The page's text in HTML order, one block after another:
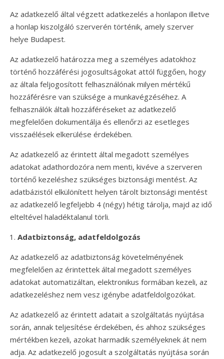
Az adatkezelő által végzett adatkezelés a honlapon illetve
a honlap kiszolgáló szerverén történik, amely szerver
helye Budapest.
Az adatkezelő határozza meg a személyes adatokhoz
történő hozzáférési jogosultságokat attól függően, hogy
az általa feljogosított felhasználónak milyen mértékű
hozzáférésre van szüksége a munkavégzéséhez. A
felhasználók általi hozzáféréseket az adatkezelő
megfelelően dokumentálja és ellenőrzi az esetleges
visszaélések elkerülése érdekében.
Az adatkezelő az érintett által megadott személyes
adatokat adathordozóra nem menti, kivéve a szerveren
történő kezeléshez szükséges biztonsági mentést. Az
adatbázistól elkülönített helyen tárolt biztonsági mentést
az adatkezelő legfeljebb 4 (négy) hétig tárolja, majd az idő
elteltével haladéktalanul törli.
Adatbiztonság, adatfeldolgozás
Az adatkezelő az adatbiztonság követelményének
megfelelően az érintettek által megadott személyes
adatokat automatizáltan, elektronikus formában kezeli, az
adatkezeléshez nem vesz igénybe adatfeldolgozókat.
Az adatkezelő az érintett adatait a szolgáltatás nyújtása
során, annak teljesítése érdekében, és ahhoz szükséges
mértékben kezeli, azokat harmadik személyeknek át nem
adja. Az adatkezelő jogosult a szolgáltatás nyújtása során